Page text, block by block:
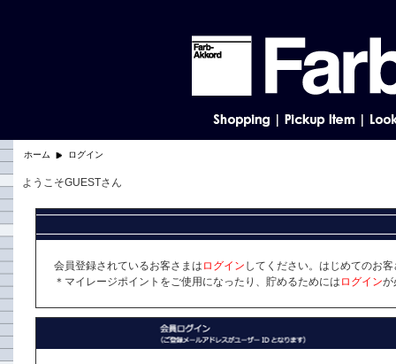
ホーム ログイン
ようこそGUESTさん
会員登録されているお客さまは ログイン してください。はじめてのお
＊マイレージポイントをご使用になったり、貯めるためには ログインが